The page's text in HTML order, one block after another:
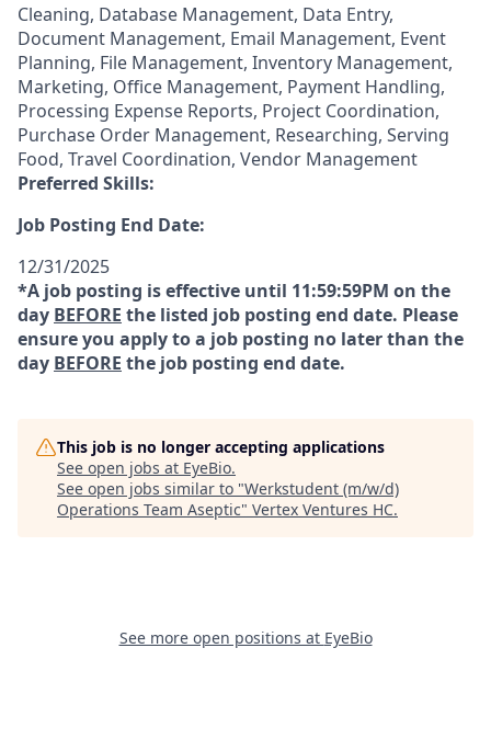
Cleaning, Database Management, Data Entry,
Document Management, Email Management, Event
Planning, File Management, Inventory Management,
Marketing, Office Management, Payment Handling,
Processing Expense Reports, Project Coordination,
Purchase Order Management, Researching, Serving
Food, Travel Coordination, Vendor Management
Preferred Skills:
Job Posting End Date:
12/31/2025
*A job posting is effective until 11:59:59PM on the
day BEFORE the listed job posting end date. Please
ensure you apply to a job posting no later than the
day BEFORE the job posting end date.
This job is no longer accepting applications
See open jobs at EyeBio.
See open jobs similar to "Werkstudent (m/w/d)
Operations Team Aseptic" Vertex Ventures HC.
See more open positions at EyeBio